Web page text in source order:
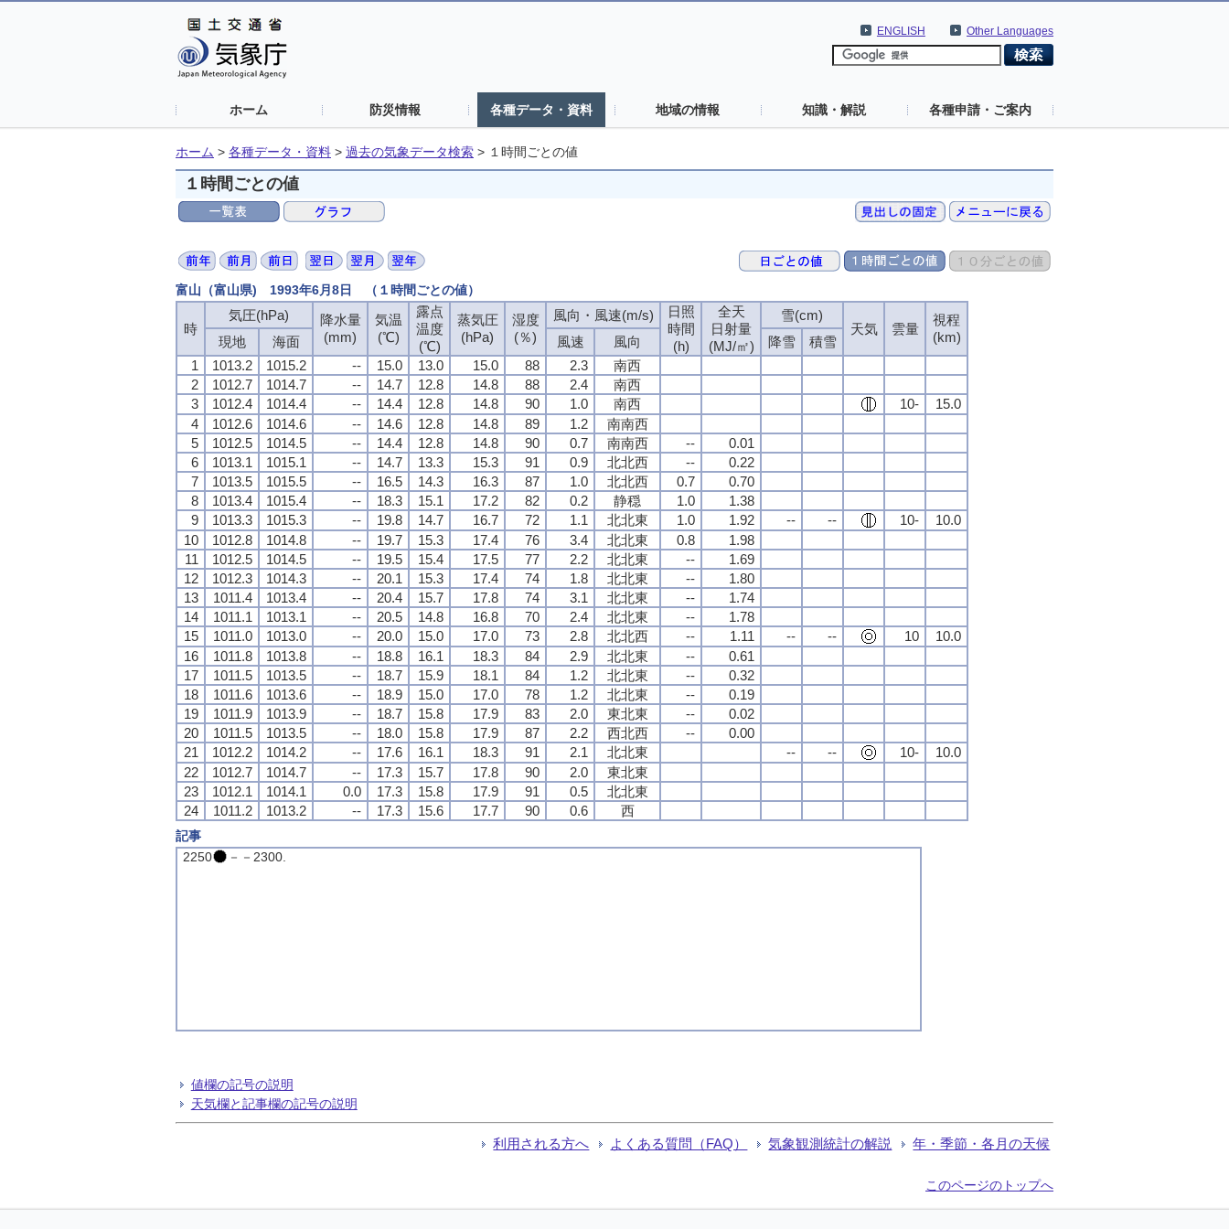
Other Languages
ENGLISH
ホーム 防災情報 各種データ・資料 地域の情報 知識・解説 各種申請・ご案内
ホーム > 各種データ・資料 > 過去の気象データ検索 > １時間ごとの値
１時間ごとの値
富山（富山県) 1993年6月8日 （１時間ごとの値）
時
気圧(hPa)
降水量
(mm)
気温
(℃)
露点
温度
(℃)
蒸気圧
(hPa)
湿度
(％)
風向・風速(m/s)
日照
時間
(h)
全天
日射量
(MJ/㎡)
雪(cm)
天気
雲量
視程
(km)
現地 海面 風速 風向 降雪
積雪
1
1013.2 1015.2 -- 15.0 13.0 15.0 88 2.3
南西
2
1012.7 1014.7 -- 14.7 12.8 14.8 88 2.4
南西
3
1012.4 1014.4 -- 14.4 12.8 14.8 90 1.0 南西 10-
15.0
4
1012.6 1014.6 -- 14.6 12.8 14.8 89 1.2
南南西
5
1012.5 1014.5 -- 14.4 12.8 14.8 90 0.7 南南西 --
0.01
6
1013.1 1015.1 -- 14.7 13.3 15.3 91 0.9 北北西 --
0.22
7
1013.5 1015.5 -- 16.5 14.3 16.3 87 1.0 北北西 0.7
0.70
8
1013.4 1015.4 -- 18.3 15.1 17.2 82 0.2 静穏 1.0
1.38
9
1013.3 1015.3 -- 19.8 14.7 16.7 72 1.1 北北東 1.0 1.92 -- -- 10-
10.0
10
1012.8 1014.8 -- 19.7 15.3 17.4 76 3.4 北北東 0.8
1.98
11
1012.5 1014.5 -- 19.5 15.4 17.5 77 2.2 北北東 --
1.69
12
1012.3 1014.3 -- 20.1 15.3 17.4 74 1.8 北北東 --
1.80
13
1011.4 1013.4 -- 20.4 15.7 17.8 74 3.1 北北東 --
1.74
14
1011.1 1013.1 -- 20.5 14.8 16.8 70 2.4 北北東 --
1.78
15
1011.0 1013.0 -- 20.0 15.0 17.0 73 2.8 北北西 -- 1.11 -- -- 10
10.0
16
1011.8 1013.8 -- 18.8 16.1 18.3 84 2.9 北北東 --
0.61
17
1011.5 1013.5 -- 18.7 15.9 18.1 84 1.2 北北東 --
0.32
18
1011.6 1013.6 -- 18.9 15.0 17.0 78 1.2 北北東 --
0.19
19
1011.9 1013.9 -- 18.7 15.8 17.9 83 2.0 東北東 --
0.02
20
1011.5 1013.5 -- 18.0 15.8 17.9 87 2.2 西北西 --
0.00
21
1012.2 1014.2 -- 17.6 16.1 18.3 91 2.1 北北東 -- -- 10-
10.0
22
1012.7 1014.7 -- 17.3 15.7 17.8 90 2.0
東北東
23
1012.1 1014.1 0.0 17.3 15.8 17.9 91 0.5
北北東
24
1011.2 1013.2 -- 17.3 15.6 17.7 90 0.6 西
記事
2250
－－2300.
値欄の記号の説明
天気欄と記事欄の記号の説明
利用される方へ よくある質問（FAQ） 気象観測統計の解説 年・季節・各月の天候
このページのトップへ